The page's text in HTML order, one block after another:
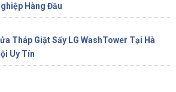
Hàng Đầu
Tháp Giặt Sấy LG WashTower Tại Hà
Uy Tín